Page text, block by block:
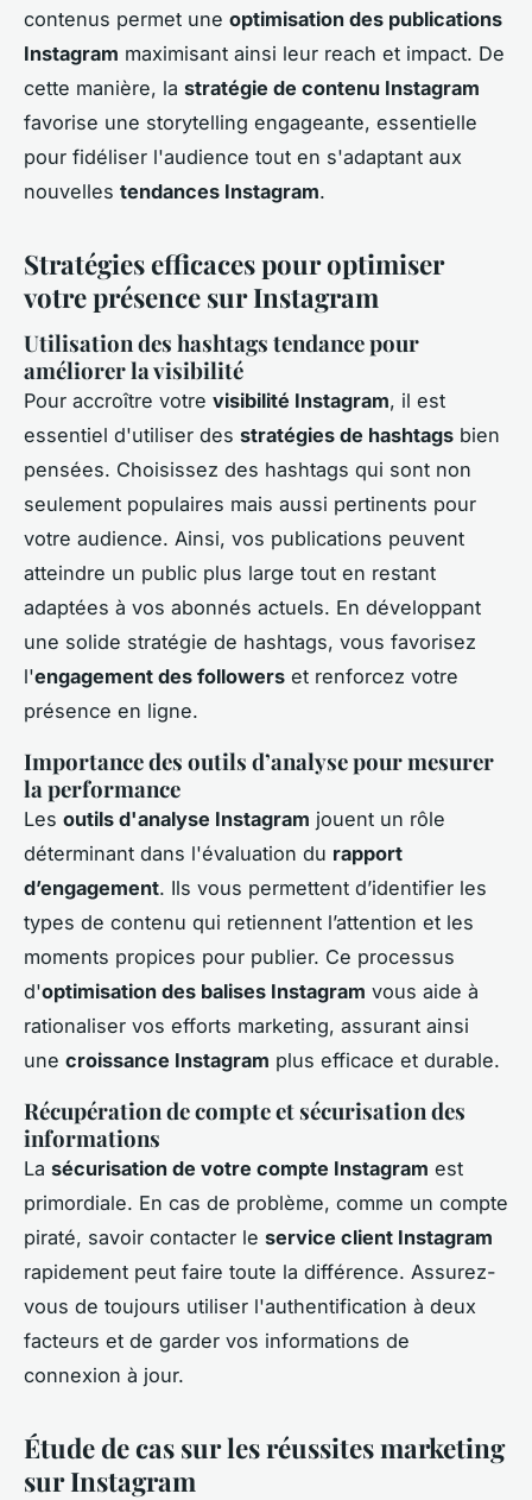
contenus permet une optimisation des publications
Instagram maximisant ainsi leur reach et impact. De
cette manière, la stratégie de contenu Instagram
favorise une storytelling engageante, essentielle
pour fidéliser l'audience tout en s'adaptant aux
nouvelles tendances Instagram.
Stratégies efficaces pour optimiser
votre présence sur Instagram
Utilisation des hashtags tendance pour
améliorer la visibilité
Pour accroître votre visibilité Instagram, il est
essentiel d'utiliser des stratégies de hashtags bien
pensées. Choisissez des hashtags qui sont non
seulement populaires mais aussi pertinents pour
votre audience. Ainsi, vos publications peuvent
atteindre un public plus large tout en restant
adaptées à vos abonnés actuels. En développant
une solide stratégie de hashtags, vous favorisez
l'engagement des followers et renforcez votre
présence en ligne.
Importance des outils d’analyse pour mesurer
la performance
Les outils d'analyse Instagram jouent un rôle
déterminant dans l'évaluation du rapport
d’engagement. Ils vous permettent d’identifier les
types de contenu qui retiennent l’attention et les
moments propices pour publier. Ce processus
d'optimisation des balises Instagram vous aide à
rationaliser vos efforts marketing, assurant ainsi
une croissance Instagram plus efficace et durable.
Récupération de compte et sécurisation des
informations
La sécurisation de votre compte Instagram est
primordiale. En cas de problème, comme un compte
piraté, savoir contacter le service client Instagram
rapidement peut faire toute la différence. Assurez-
vous de toujours utiliser l'authentification à deux
facteurs et de garder vos informations de
connexion à jour.
Étude de cas sur les réussites marketing
sur Instagram